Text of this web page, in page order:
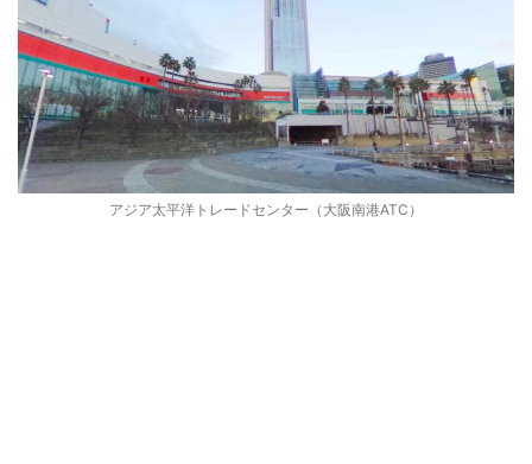
アジア太平洋トレードセンター（大阪南港ATC）